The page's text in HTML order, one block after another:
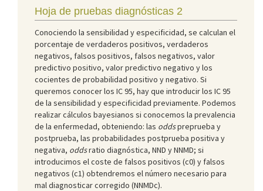
Hoja de pruebas diagnósticas 2
Conociendo la sensibilidad y especificidad, se calculan el
porcentaje de verdaderos positivos, verdaderos
negativos, falsos positivos, falsos negativos, valor
predictivo positivo, valor predictivo negativo y los
cocientes de probabilidad positivo y negativo. Si
queremos conocer los IC 95, hay que introducir los IC 95
de la sensibilidad y especificidad previamente. Podemos
realizar cálculos bayesianos si conocemos la prevalencia
de la enfermedad, obteniendo: las oddspreprueba y
postprueba, las probabilidades postprueba positiva y
negativa, oddsratio diagnóstica, NND y NNMD; si
introducimos el coste de falsos positivos (c0) y falsos
negativos (c1) obtendremos el número necesario para
mal diagnosticar corregido (NNMDc).